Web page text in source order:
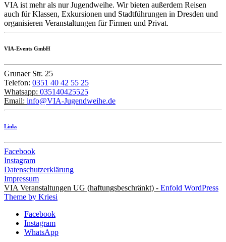
VIA ist mehr als nur Jugendweihe. Wir bieten außerdem Reisen
auch für Klassen, Exkursionen und Stadtführungen in Dresden und
organisieren Veranstaltungen für Firmen und Privat.
VIA-Events GmbH
Grunaer Str. 25
Telefon: 0351 40 42 55 25
Whatsapp: 035140425525
Email: info@VIA-Jugendweihe.de
Links
Facebook
Instagram
Datenschutzerklärung
Impressum
VIA Veranstaltungen UG (haftungsbeschränkt) - Enfold WordPress
Theme by Kriesi
Facebook
Instagram
WhatsApp